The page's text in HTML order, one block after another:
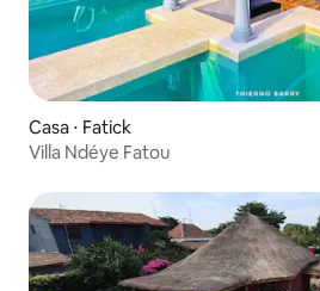
Casa ⋅ Fatick
Villa Ndéye Fatou